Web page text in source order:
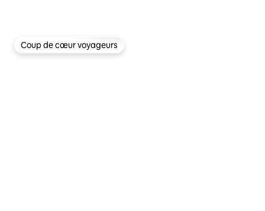
Coup de cœur voyageurs
Coup de cœur voyageurs